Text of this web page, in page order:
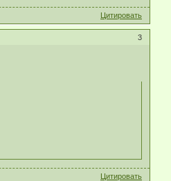
Цитировать
3
Цитировать